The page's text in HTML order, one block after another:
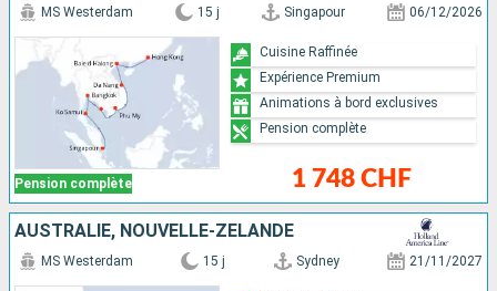
Pension complète
MS Westerdam 15 j Singapour 06/12/2026
1 748 CHF
Cuisine Raffinée
Expérience Premium
Animations à bord exclusives
Pension complète
AUSTRALIE, NOUVELLE-ZÉLANDE
MS Westerdam 15 j Sydney 21/11/2027